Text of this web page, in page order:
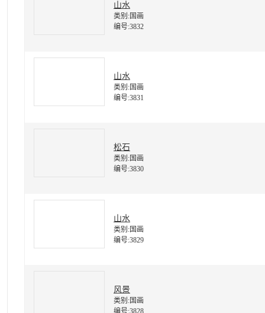
山水
类别:国画
编号:3832
山水
类别:国画
编号:3831
松石
类别:国画
编号:3830
山水
类别:国画
编号:3829
风景
类别:国画
编号:3828